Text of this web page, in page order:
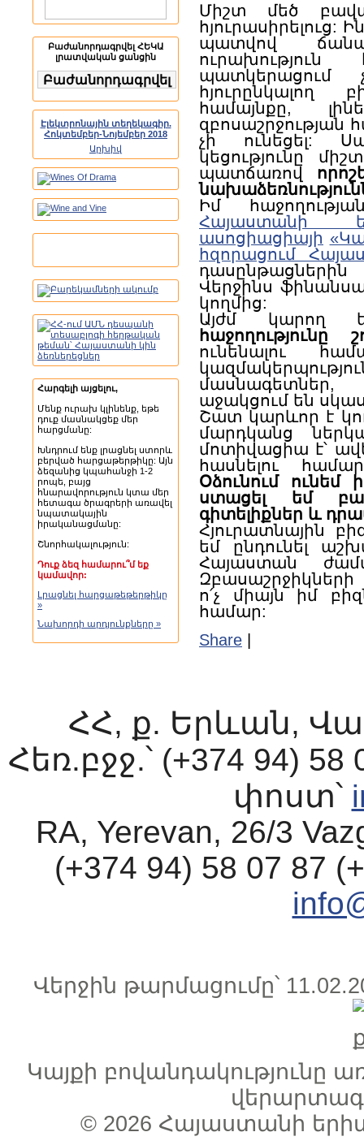
Բաժանորդագրվել ՀԵԿԱ
լրատվական ցանցին
Էլեկտրոնային տեղեկագիր.
Հոկտեմբեր-Նոյեմբեր 2018
Արխիվ
Հարգելի այցելու,
Մենք ուրախ կլինենք, եթե
դուք մասնակցեք մեր
հարցմանը:
Խնդրում ենք լրացնել ստորև
բերված հարցաթերթիկը: Այն
ձեզանից կպահանջի 1-2
րոպե, բայց
հնարավորություն կտա մեր
հետագա ծրագրերի առավել
նպատակային
իրականացմանը:
Շնորհակալություն:
Դուք ձեզ համարու՞մ եք
կամավոր:
Լրացնել հարցաթեթերթիկը
»
Նախորդի արդյունքները »
Միշտ մեծ
հյուրասիրելուց:
պատվով
պատկերացում
հյուրընկալող
համայնքը,
զբոսաշրջության
չի ունեցել:
կեցությունը
պատճառով
Իմ
Հայաստանի
ասոցիացիայի
հզորացում
Վերջինս
կողմից:
Այժմ կարող
ունենալու
աջակցում են
Շատ կարևոր է
մարդկանց
մոտիվացիա է՝
հասնելու
Օձունում ունեմ
ստացել եմ
գիտելիքներ և
Հյուրատնային
եմ ընդունել
Հայաստան
ո՛չ միայն իմ
համար:
Share
ՀՀ, ք. Երևան,
Հեռ.բջջ.՝ (+374 94)
փոստ՝
RA, Yerevan, 26/3
(+374 94) 58 07 87
Վերջին թարմացումը՝
Կայքի
© 2026 Հայաստանի